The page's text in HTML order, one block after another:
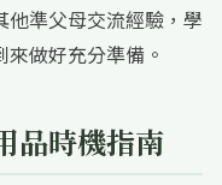
準父母交流經驗，學
做好充分準備。
品時機指南